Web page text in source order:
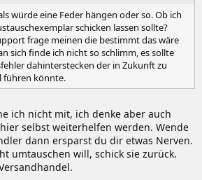
by the switches is abnormal is
the Tactile Pro 3 was found to be a
SKBM White switch, where the overly thin
Alps SKCL/SKCM series switches and
in unison when a key is struck. The
designed with this in mind.
würde eine Feder hängen oder so. Ob ich
schicken lassen sollte?
frage meinen die bestimmt das wäre
sich finde ich nicht so schlimm, es sollte
dahinterstecken der in Zukunft zu
führen könnte.
ich nicht mit, ich denke aber auch
selbst weiterhelfen werden. Wende
dann ersparst du dir etwas Nerven.
umtauschen will, schick sie zurück.